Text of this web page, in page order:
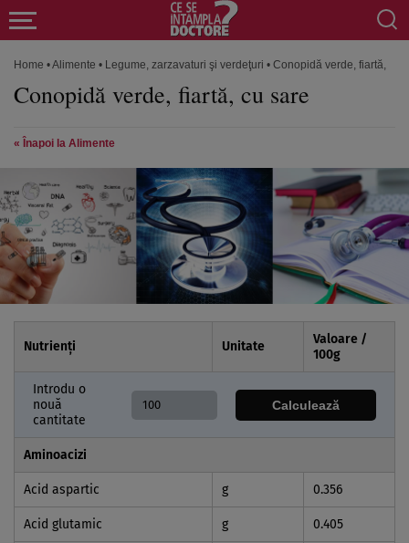
Home •Alimente • Legume, zarzavaturi şi verdeţuri • Conopidă verde, fiartă, cu
Conopidă verde, fiartă, cu sare
« Înapoi la Alimente
Nutrienți Unitate
Valoare /
100g
Introdu o
nouă
cantitate
Calculează
Aminoacizi
Acid aspartic g 0.356
Acid glutamic g 0.405